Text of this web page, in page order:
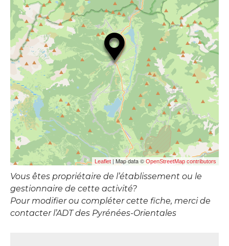
Leaflet | Map data © OpenStreetMap contributors
Vous êtes propriétaire de l’établissement ou le
gestionnaire de cette activité?
Pour modifier ou compléter cette fiche, merci de
contacter l’ADT des Pyrénées-Orientales